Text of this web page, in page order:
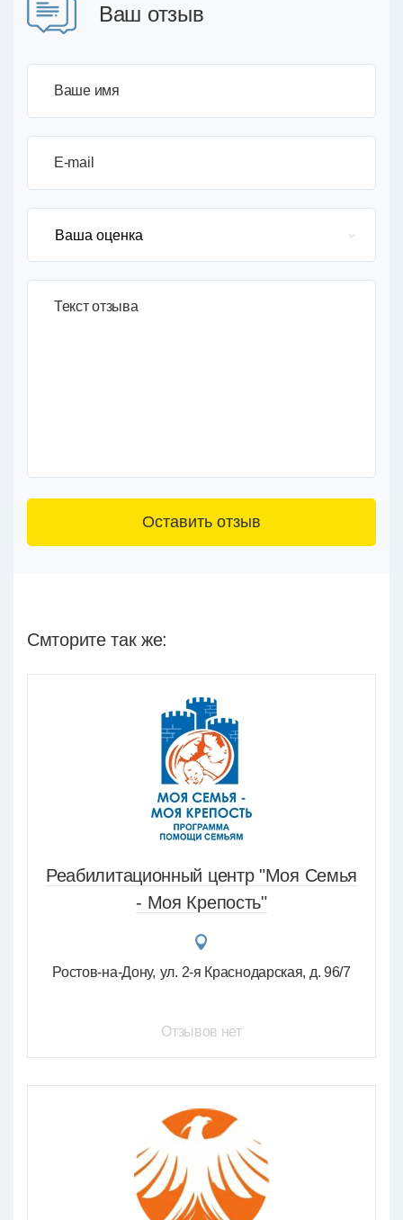
Ваш отзыв
Ваше имя
E-mail
Текст отзыва
Смторите так же:
Реабилитационный центр "Моя Семья
- Моя Крепость"
Ростов-на-Дону ул. 2-я Краснодарская, д. 96/7
Отзывов нет